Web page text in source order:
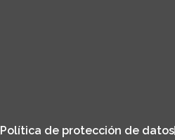
Política de protección de datos